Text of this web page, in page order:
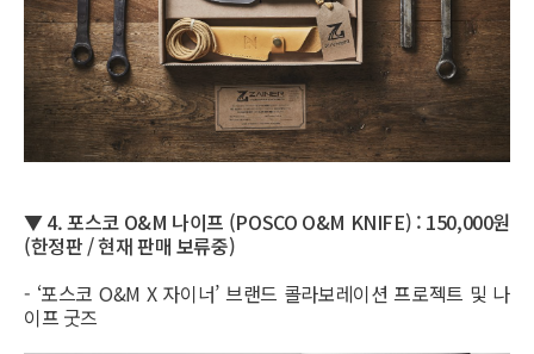
▼ 4.포스코 O&M 나이프 (POSCO O&M KNIFE) : 150,000원
(한정판 / 현재 판매 보류중)
- ‘포스코 O&M X 자이너’ 브랜드 콜라보레이션 프로젝트 및 나
이프 굿즈